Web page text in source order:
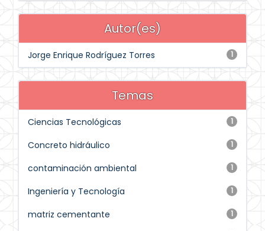
Autor(es)
1
Jorge Enrique Rodríguez Torres
Temas
1
Ciencias Tecnológicas
1
Concreto hidráulico
1
contaminación ambiental
1
Ingeniería y Tecnología
1
matriz cementante